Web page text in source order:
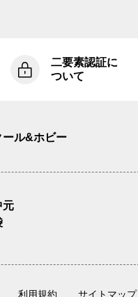
二要素認証に
ついて
ール&ホビー
元
利用規約 サイトマップ